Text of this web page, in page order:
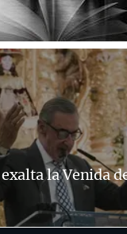
la Venida